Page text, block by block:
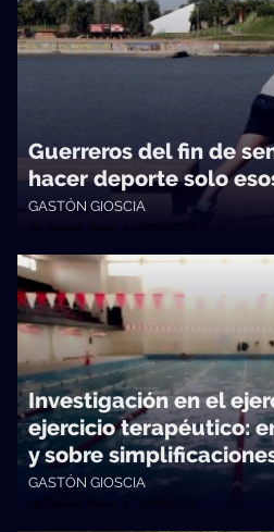
Guerreros del fin de
hacer deporte solo
GASTÓN GIOSCIA
No Toquen Nada • 02/08/2023
Investigación en el
ejercicio terapéutico:
y sobre
GASTÓN GIOSCIA
No Toquen Nada • 14/06/2023